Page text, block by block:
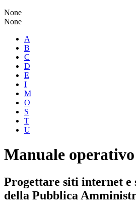
None
None
A
B
C
D
E
I
M
O
S
T
U
Manuale
Progettare siti internet
della Pubblica